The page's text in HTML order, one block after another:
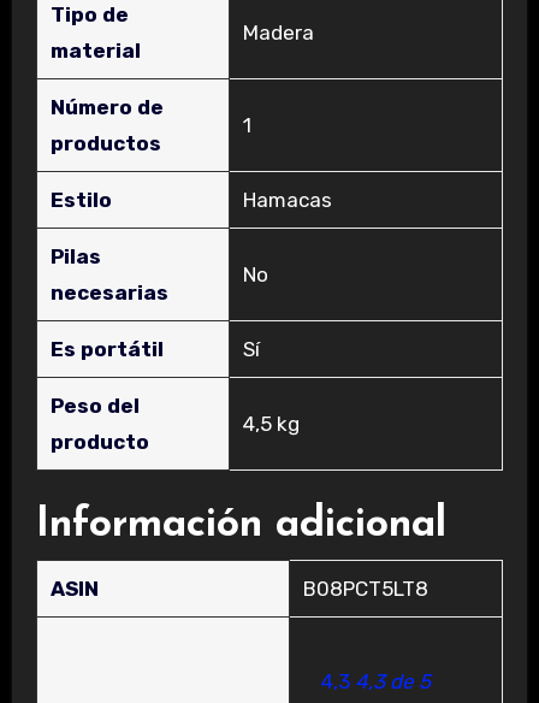
Tipo de
material
‎Madera
Número de
productos
‎1
Estilo ‎Hamacas
Pilas
necesarias
‎No
Es portátil ‎Sí
Peso del
producto
‎4,5 kg
Información adicional
ASIN B08PCT5LT8
4,3 4,3 de 5